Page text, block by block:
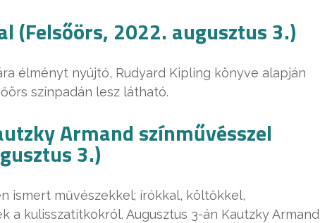
(Felsőörs, 2022. augusztus 3.)
élményt nyújtó, Rudyard Kipling könyve alapján
színpadán lesz látható.
Armand színművésszel
3.)
ismert művészekkel; írókkal, költőkkel,
a kulisszatitkokról. Augusztus 3-án Kautzky Armand